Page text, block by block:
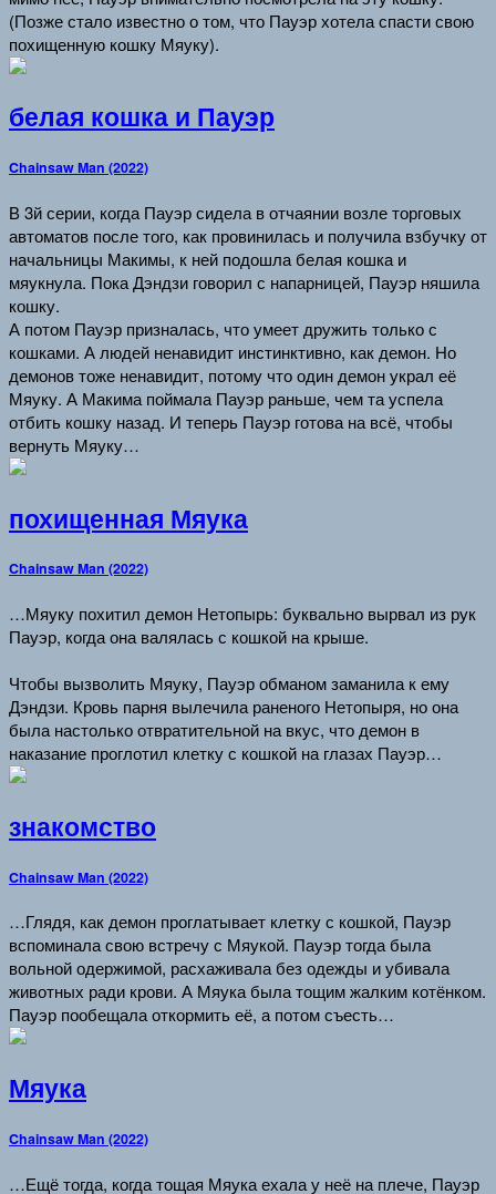
(Позже стало известно о том, что Пауэр хотела спасти свою
похищенную кошку Мяуку).
белая кошка и Пауэр
Chainsaw Man (2022)
В 3й серии, когда Пауэр сидела в отчаянии возле торговых
автоматов после того, как провинилась и получила взбучку от
начальницы Макимы, к ней подошла белая кошка и
мяукнула. Пока Дэндзи говорил с напарницей, Пауэр няшила
кошку.
А потом Пауэр призналась, что умеет дружить только с
кошками. А людей ненавидит инстинктивно, как демон. Но
демонов тоже ненавидит, потому что один демон украл её
Мяуку. А Макима поймала Пауэр раньше, чем та успела
отбить кошку назад. И теперь Пауэр готова на всё, чтобы
вернуть Мяуку…
похищенная Мяука
Chainsaw Man (2022)
…Мяуку похитил демон Нетопырь: буквально вырвал из рук
Пауэр, когда она валялась с кошкой на крыше.
Чтобы вызволить Мяуку, Пауэр обманом заманила к ему
Дэндзи. Кровь парня вылечила раненого Нетопыря, но она
была настолько отвратительной на вкус, что демон в
наказание проглотил клетку с кошкой на глазах Пауэр…
знакомство
Chainsaw Man (2022)
…Глядя, как демон проглатывает клетку с кошкой, Пауэр
вспоминала свою встречу с Мяукой. Пауэр тогда была
вольной одержимой, расхаживала без одежды и убивала
животных ради крови. А Мяука была тощим жалким котёнком.
Пауэр пообещала откормить её, а потом съесть…
Мяука
Chainsaw Man (2022)
…Ещё тогда, когда тощая Мяука ехала у неё на плече, Пауэр